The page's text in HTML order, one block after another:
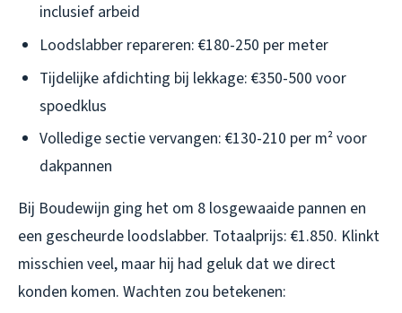
inclusief arbeid
Loodslabber repareren: €180-250 per meter
Tijdelijke afdichting bij lekkage: €350-500 voor
spoedklus
Volledige sectie vervangen: €130-210 per m² voor
dakpannen
Bij Boudewijn ging het om 8 losgewaaide pannen en
een gescheurde loodslabber. Totaalprijs: €1.850. Klinkt
misschien veel, maar hij had geluk dat we direct
konden komen. Wachten zou betekenen: